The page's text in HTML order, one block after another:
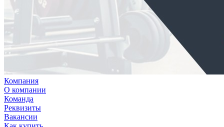
Компания
О компании
Команда
Реквизиты
Вакансии